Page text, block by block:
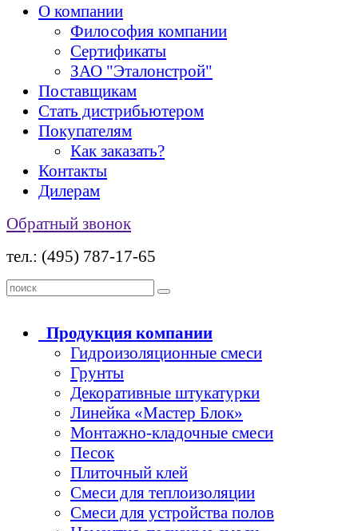
О компании
Философия компании
Сертификаты
ЗАО "Эталонстрой"
Поставщикам
Стать дистрибьютером
Покупателям
Как заказать?
Контакты
Дилерам
Обратный звонок
тел.: (495) 787-17-65
Продукция компании
Гидроизоляционные смеси
Грунты
Декоративные штукатурки
Линейка «Мастер Блок»
Монтажно-кладочные смеси
Песок
Плиточный клей
Смеси для теплоизоляции
Смеси для устройства полов